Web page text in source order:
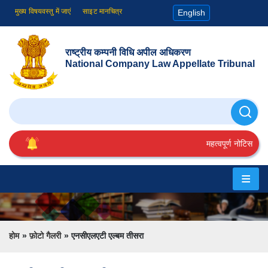
मुख्य विषयवस्तु में जाएं साइट मानचित्र English
राष्ट्रीय कम्पनी विधि अपील अधिकरण
National Company Law Appellate Tribunal
खोजे
महत्वपूर्ण नोटिस
होम
के
बारे
Breadcrumb
होम फ़ोटो गैलरी एनसीएलएटी एल्बम तीसरा